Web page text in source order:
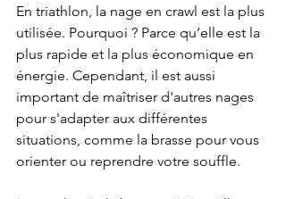
En triathlon, la nage en crawl est la plus
utilisée. Pourquoi ? Parce qu’elle est la
plus rapide et la plus économique en
énergie. Cependant, il est aussi
important de maîtriser d'autres nages
pour s'adapter aux différentes
situations, comme la brasse pour vous
orienter ou reprendre votre souffle.